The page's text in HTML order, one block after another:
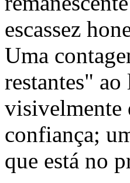
escassez
Uma
restantes" ao
visivelmente
confiança;
que está no